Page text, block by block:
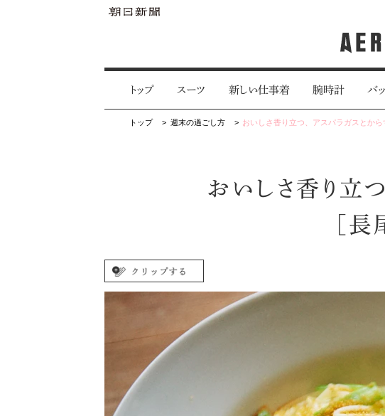
トップ スーツ 新しい仕事着 腕時計 バ
トップ 週末の過ごし方 おいしさ香り立つ、アスパラガスとか
おいしさ香り立
［